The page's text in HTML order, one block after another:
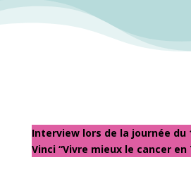
Interview lors de la journée du
Vinci “Vivre mieux le cancer en